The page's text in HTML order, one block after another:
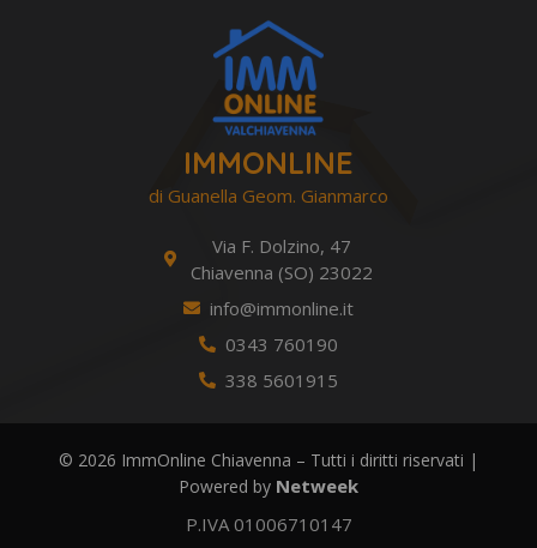
IMMONLINE
di Guanella Geom. Gianmarco
Via F. Dolzino, 47
Chiavenna (SO) 23022
info@immonline.it
0343 760190
338 5601915
© 2026 ImmOnline Chiavenna – Tutti i diritti riservati |
Powered by Netweek
P.IVA 01006710147